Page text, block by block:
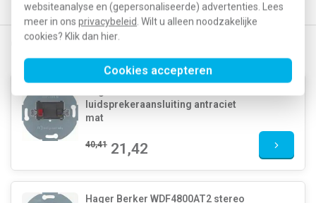
websiteanalyse en (gepersonaliseerde) advertenties. Lees
meer in ons privacybeleid . Wilt u alleen noodzakelijke
cookies? Klik dan hier
Cookies accepteren
Gerelateerde producten
luidsprekeraansluiting antraciet
mat
40,41 21,42
Hager Berker WDF4800AT2 stereo